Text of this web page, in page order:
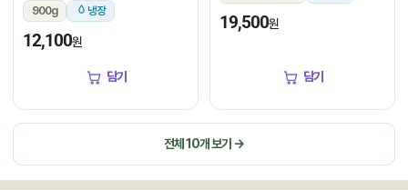
900g 냉장
12,100원
담기
19,500원
담기
전체 10개 보기 →